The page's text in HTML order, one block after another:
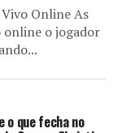
Vivo Online As
online o jogador
o que fecha no